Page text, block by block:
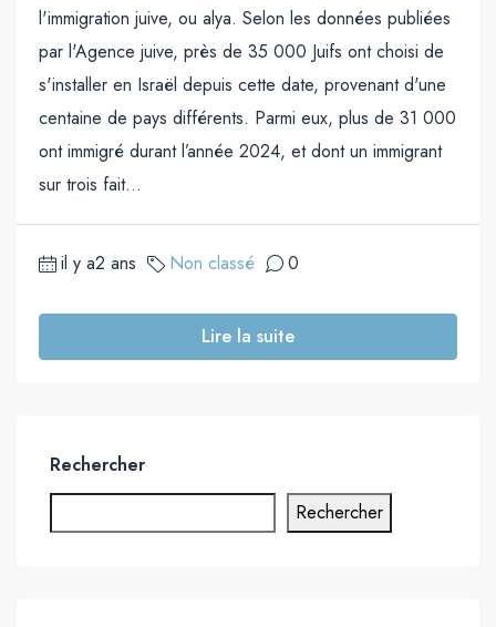
l'immigration juive, ou alya. Selon les données publiées
par l'Agence juive, près de 35 000 Juifs ont choisi de
s'installer en Israël depuis cette date, provenant d'une
centaine de pays différents. Parmi eux, plus de 31 000
ont immigré durant l’année 2024, et dont un immigrant
sur trois fait...
il y a2 ans Non classé 0
Lire la suite
Rechercher
Rechercher